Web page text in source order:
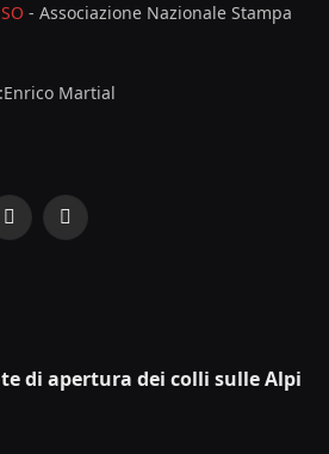
- Associazione Nazionale Stampa
Martial
YouTubeLinkedIn
di apertura dei colli sulle Alpi